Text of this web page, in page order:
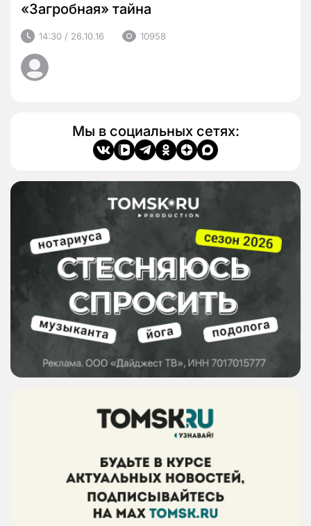
«Загробная» тайна
14:30 / 26.10.16 10958
Мы в социальных сетях: